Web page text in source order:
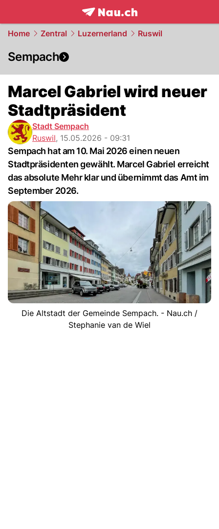
frontpage.NAU.ch
Home Zentral Luzernerland Ruswil
Sempach
Marcel Gabriel wird neuer
Stadtpräsident
Stadt Sempach
Ruswil, 15.05.2026 - 09:31
Sempach hat am 10. Mai 2026 einen neuen
Stadtpräsidenten gewählt. Marcel Gabriel erreicht
das absolute Mehr klar und übernimmt das Amt im
September 2026.
Die Altstadt der Gemeinde Sempach. - Nau.ch /
Stephanie van de Wiel